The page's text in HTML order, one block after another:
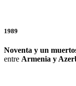
1989
Noventa y un
entre Armenia y